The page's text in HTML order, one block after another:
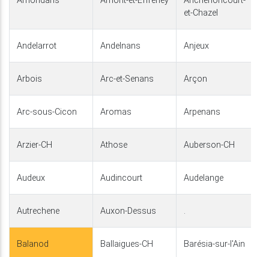
et-Chazel
Andelarrot Andelnans Anjeux
Arbois Arc-et-Senans Arçon
Arc-sous-Cicon Aromas Arpenans
Arzier-CH Athose Auberson-CH
Audeux Audincourt Audelange
Autrechene Auxon-Dessus .
Balanod Ballaigues-CH Barésia-sur-l'Ain